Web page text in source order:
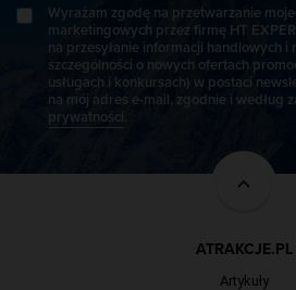
Wyrażam zgodę na przetwarzanie
marketingowych przez firmę HT
na przesyłanie informacji handlowych
szczególności o nowych ofertach
usługach i konkursach) w postaci
na mój adres e-mail, zgodnie i według
prywatności.
ATRAKCJE.PL
Artykuły